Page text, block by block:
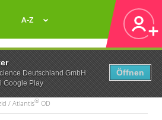
Deutschland GmbH
Google Play
Öffnen
A-Z
/ Atlantis® OD